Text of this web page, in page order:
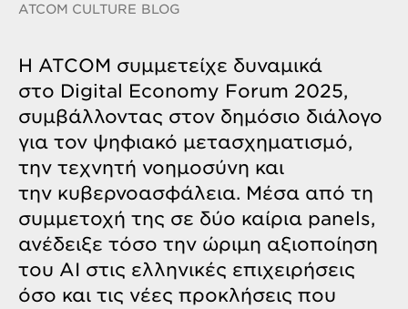
ATCOM CULTURE BLOG
Η ATCOM συμμετείχε δυναμικά
στο Digital Economy Forum 2025,
συμβάλλοντας στον δημόσιο διάλογο
για τον ψηφιακό μετασχηματισμό,
την τεχνητή νοημοσύνη και
την κυβερνοασφάλεια. Μέσα από τη
συμμετοχή της σε δύο καίρια panels,
ανέδειξε τόσο την ώριμη αξιοποίηση
του AI στις ελληνικές επιχειρήσεις
όσο και τις νέες προκλήσεις που